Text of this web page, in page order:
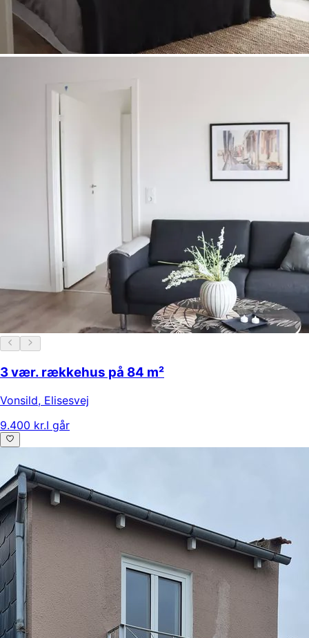
3 vær. rækkehus på 84 m²
Vonsild, Elisesvej
9.400 kr.I går